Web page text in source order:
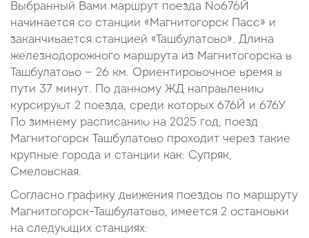
Выбранный Вами маршрут поезда №676Й
начинается со станции «Магнитогорск Пасс» и
заканчивается станцией «Ташбулатово». Длина
железнодорожного маршрута из Магнитогорска в
Ташбулатово — 26 км. Ориентировочное время в
пути 37 минут. По данному ЖД направлению
курсируют 2 поезда, среди которых 676Й и 676У
По зимнему расписанию на 2025 год, поезд
Магнитогорск Ташбулатово проходит через такие
крупные города и станции как: Супряк,
Смеловская.
Согласно графику движения поездов по маршруту
Магнитогорск-Ташбулатово, имеется 2 остановки
на следующих станциях: